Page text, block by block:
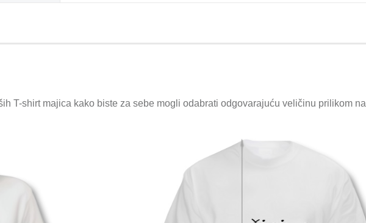
T-shirt majica kako biste za sebe mogli odabrati odgovarajuću veličinu prilikom